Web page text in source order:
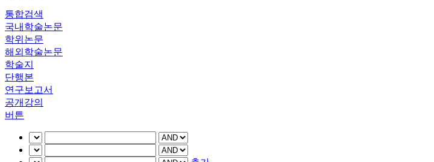
통합검색
국내학술논문
학위논문
해외학술논문
학술지
단행본
연구보고서
공개강의
버튼